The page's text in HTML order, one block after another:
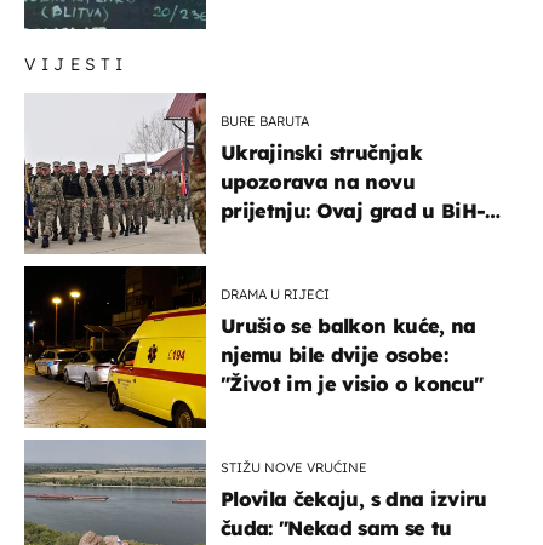
VIJESTI
BURE BARUTA
Ukrajinski stručnjak
upozorava na novu
prijetnju: Ovaj grad u BiH-u
DRAMA U RIJECI
Urušio se balkon kuće, na
njemu bile dvije osobe:
"Život im je visio o koncu"
STIŽU NOVE VRUĆINE
Plovila čekaju, s dna izviru
čuda: "Nekad sam se tu